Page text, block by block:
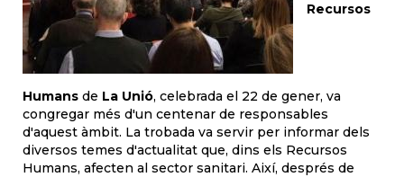
Recursos
Humans de La Unió, celebrada el 22 de gener, va
congregar més d'un centenar de responsables
d'aquest àmbit. La trobada va servir per informar dels
diversos temes d'actualitat que, dins els Recursos
Humans, afecten al sector sanitari. Així, després de